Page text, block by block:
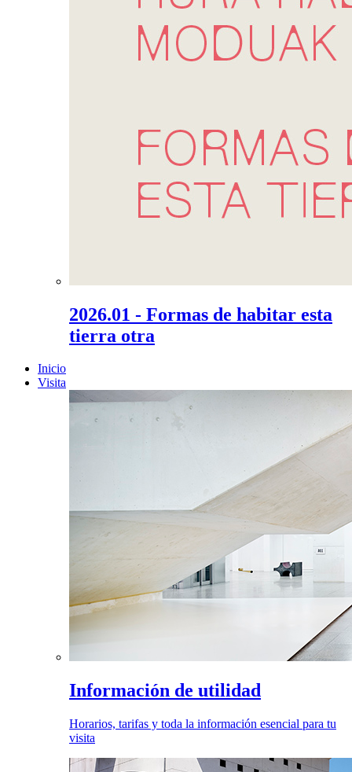
2026.01 - Formas de habitar esta
tierra otra
Inicio
Visita
Información de utilidad
Horarios, tarifas y toda la información esencial para tu
visita